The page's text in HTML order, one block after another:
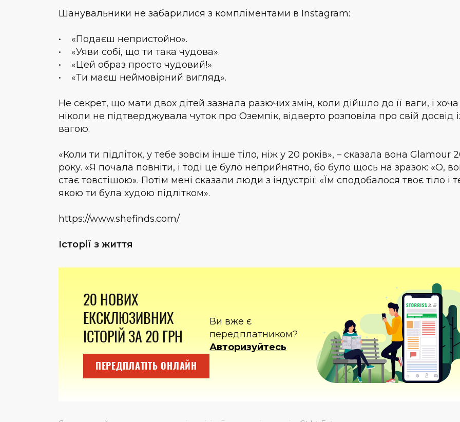
Шанувальники не забарилися з компліментами в Instagram:
• «Подаєш непристойно».
• «Уяви собі, що ти така чудова».
• «Цей образ просто чудовий!»
• «Ти маєш неймовірний вигляд».
Не секрет, що мати двох дітей зазнала разючих змін, коли дійшло до її ваги, і
ніколи не підтверджувала чуток про Оземпік, відверто розповіла про свій досвід
вагою.
«Коли ти підліток, у тебе зовсім інше тіло, ніж у 20 років», – сказала вона Glamour
року. «Я почала повніти, і тоді це було неприйнятно, бо було щось на зразок: «О,
стає товстішою». Потім мені сказали люди з індустрії: «Їм сподобалося твоє тіло і
якою ти була худою підлітком».
https://www.shefinds.com/
Історії з життя
20 НОВИХ
ЕКСКЛЮЗИВНИХ
ІСТОРІЙ ЗА 20 ГРН
ПЕРЕДПЛАТІТЬ ОНЛАЙН
Ви вже є
передплатником?
Авторизуйтесь